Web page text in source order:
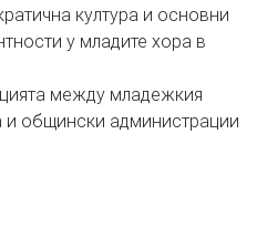
култура и основни
у младите хора в
между младежкия
общински администрации